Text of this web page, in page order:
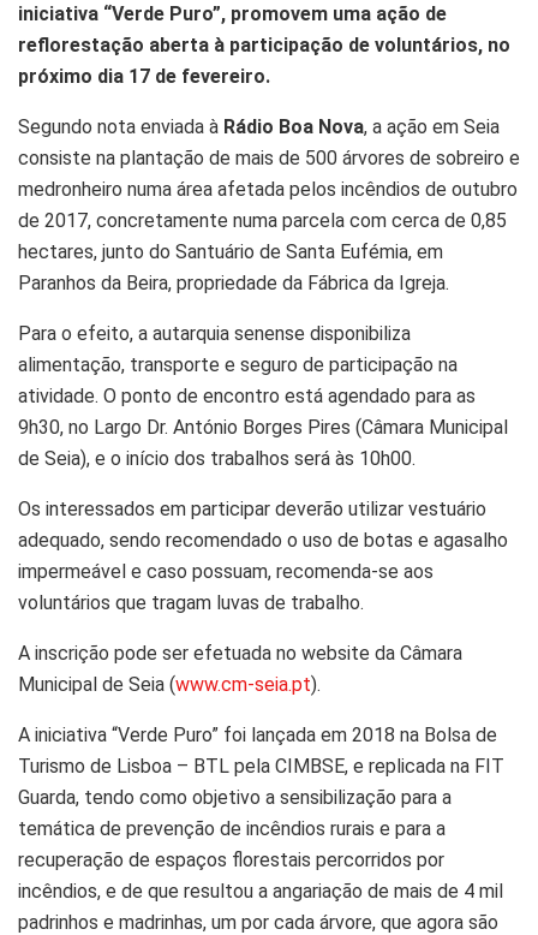
iniciativa “Verde Puro”, promovem uma ação de
reflorestação aberta à participação de voluntários, no
próximo dia 17 de fevereiro.
Segundo nota enviada à Rádio Boa Nova, a ação em Seia
consiste na plantação de mais de 500 árvores de sobreiro e
medronheiro numa área afetada pelos incêndios de outubro
de 2017, concretamente numa parcela com cerca de 0,85
hectares, junto do Santuário de Santa Eufémia, em
Paranhos da Beira, propriedade da Fábrica da Igreja.
Para o efeito, a autarquia senense disponibiliza
alimentação, transporte e seguro de participação na
atividade. O ponto de encontro está agendado para as
9h30, no Largo Dr. António Borges Pires (Câmara Municipal
de Seia), e o início dos trabalhos será às 10h00.
Os interessados em participar deverão utilizar vestuário
adequado, sendo recomendado o uso de botas e agasalho
impermeável e caso possuam, recomenda-se aos
voluntários que tragam luvas de trabalho.
A inscrição pode ser efetuada no website da Câmara
Municipal de Seia (www.cm-seia.pt).
A iniciativa “Verde Puro” foi lançada em 2018 na Bolsa de
Turismo de Lisboa – BTL pela CIMBSE, e replicada na FIT
Guarda, tendo como objetivo a sensibilização para a
temática de prevenção de incêndios rurais e para a
recuperação de espaços florestais percorridos por
incêndios, e de que resultou a angariação de mais de 4 mil
padrinhos e madrinhas, um por cada árvore, que agora são